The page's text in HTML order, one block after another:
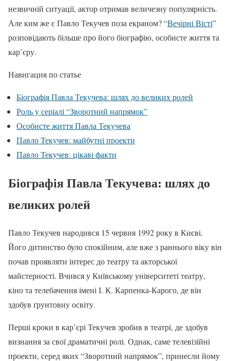
незвичній ситуації, актор отримав величезну популярність.
Але ким же є Павло Текучев поза екраном? “Вечірні Вісті”
розповідають більше про його біографію, особисте життя та
кар’єру.
Навигация по статье
Біографія Павла Текучева: шлях до великих ролей
Роль у серіалі “Зворотний напрямок”
Особисте життя Павла Текучева
Павло Текучев: майбутні проекти
Павло Текучев: цікаві факти
Біографія Павла Текучева: шлях до
великих ролей
Павло Текучев народився 15 червня 1992 року в Києві.
Його дитинство було спокійним, але вже з раннього віку він
почав проявляти інтерес до театру та акторської
майстерності. Вчився у Київському університеті театру,
кіно та телебачення імені І. К. Карпенка-Карого, де він
здобув ґрунтовну освіту.
Перші кроки в кар’єрі Текучев зробив в театрі, де здобув
визнання за свої драматичні ролі. Однак, саме телевізійні
проекти, серед яких “Зворотний напрямок”, принесли йому